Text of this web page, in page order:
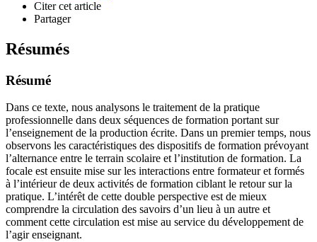
Citer cet article
Partager
Résumés
Résumé
Dans ce texte, nous analysons le traitement de la pratique
professionnelle dans deux séquences de formation portant sur
l’enseignement de la production écrite. Dans un premier temps, nous
observons les caractéristiques des dispositifs de formation prévoyant
l’alternance entre le terrain scolaire et l’institution de formation. La
focale est ensuite mise sur les interactions entre formateur et formés
à l’intérieur de deux activités de formation ciblant le retour sur la
pratique. L’intérêt de cette double perspective est de mieux
comprendre la circulation des savoirs d’un lieu à un autre et
comment cette circulation est mise au service du développement de
l’agir enseignant.